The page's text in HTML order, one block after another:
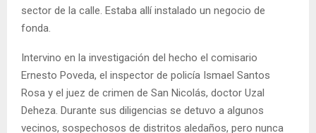
sector de la calle. Estaba allí instalado un negocio de
fonda.
Intervino en la investigación del hecho el comisario
Ernesto Poveda, el inspector de policía Ismael Santos
Rosa y el juez de crimen de San Nicolás, doctor Uzal
Deheza. Durante sus diligencias se detuvo a algunos
vecinos, sospechosos de distritos aledaños, pero nunca